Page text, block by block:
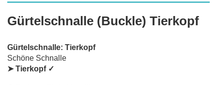
Gürtelschnalle (Buckle) Tierkopf
Gürtelschnalle: Tierkopf
Schöne Schnalle
➤Tierkopf ✓